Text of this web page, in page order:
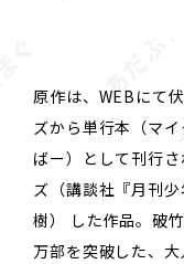
原作は、WEBにて
ズから単行本（マ
ばー）として刊行
ズ（講談社『月刊
樹） した作品。破
万部を突破した、